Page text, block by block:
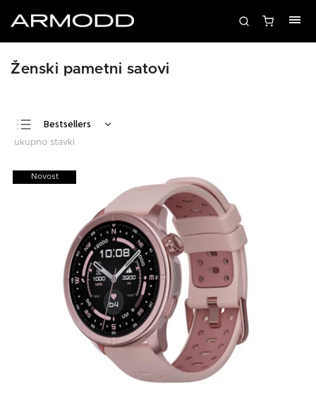
Ženski pametni satovi
Bestsellers
Least expensive
Most expensive
Novost